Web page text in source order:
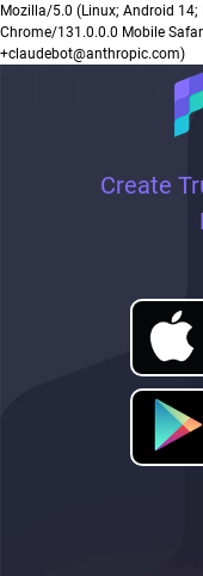
Create
Mozilla/5.0 (Linux; Android 14;
Chrome/131.0.0.0 Mobile
+claudebot@anthropic.com)